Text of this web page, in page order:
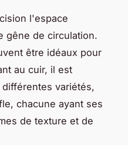
l'espace
gêne de circulation.
être idéaux pour
au cuir, il est
variétés,
chacune ayant ses
de texture et de